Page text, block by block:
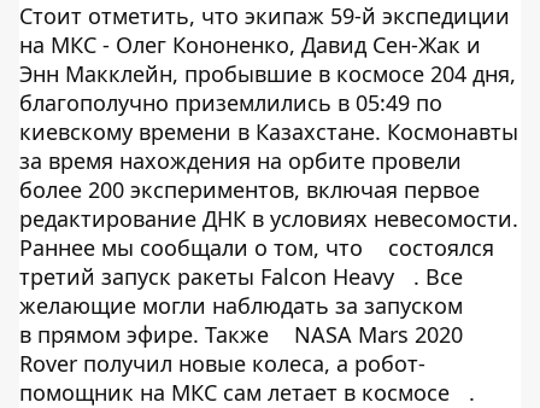
Стоит отметить, что экипаж 59-й экспедиции
на МКС - Олег Кононенко, Давид Сен-Жак и
Энн Макклейн, пробывшие в космосе 204 дня,
благополучно приземлились в 05:49 по
киевскому времени в Казахстане. Космонавты
за время нахождения на орбите провели
более 200 экспериментов, включая первое
редактирование ДНК в условиях невесомости.
Раннее мы сообщали о том, что
состоялся
третий запуск ракеты Falcon Heavy
. Все
желающие могли наблюдать за запуском
в прямом эфире. Также
NASA Mars 2020
Rover получил новые колеса, а робот-
помощник на МКС сам летает в космосе
.